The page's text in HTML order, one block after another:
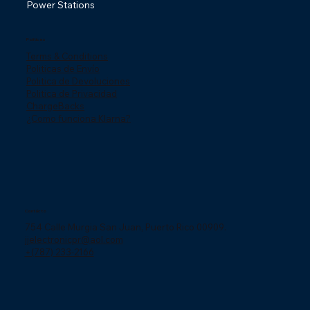
Power Stations
Politicas
Terms & Conditions
Politicas de Envío
Politica de Devoluciones
Politica de Privacidad
ChargeBacks
¿Como funciona Klarna?
Contácto
754 Calle Murgia San Juan, Puerto Rico 00909.
jjelectronicpr@aol.com
+(787) 233-2166